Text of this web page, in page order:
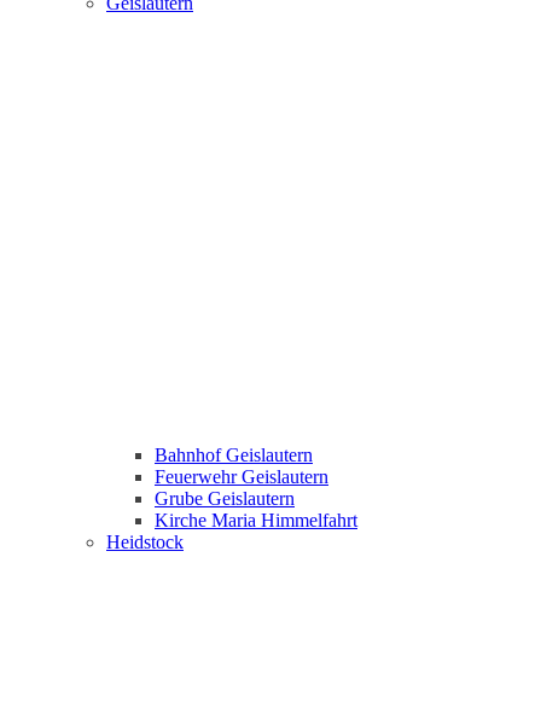
Bahnhof Geislautern
Feuerwehr Geislautern
Grube Geislautern
Kirche Maria Himmelfahrt
Heidstock